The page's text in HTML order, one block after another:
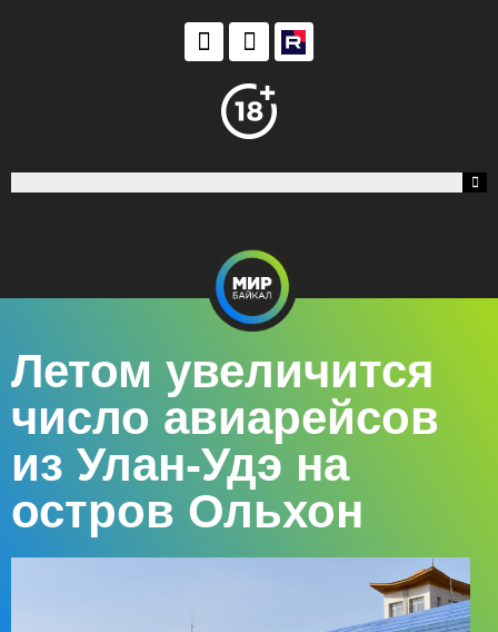
Летом увеличится
число авиарейсов
из Улан-Удэ на
остров Ольхон